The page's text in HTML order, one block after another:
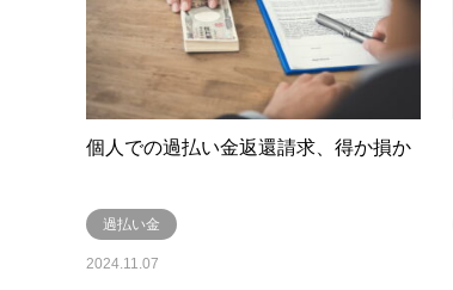
個人での過払い金返還請求、得か損か
過払い金
2024.11.07